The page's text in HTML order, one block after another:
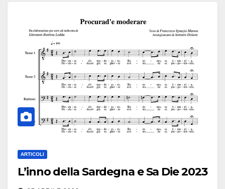
ARTICOLI
L’inno della Sardegna e Sa Die 2023